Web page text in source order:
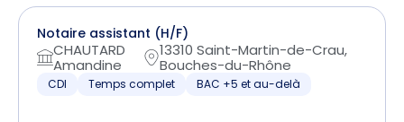
Notaire assistant (H/F)
CHAUTARD
Amandine
13310 Saint-Martin-de-Crau,
Bouches-du-Rhône
CDI Temps complet BAC +5 et au-delà